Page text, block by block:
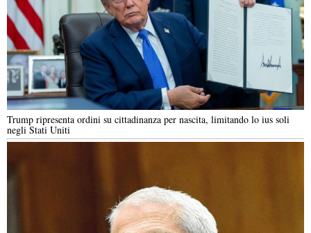
Trump ripresenta ordini su cittadinanza per nascita, limitando lo ius soli
negli Stati Uniti